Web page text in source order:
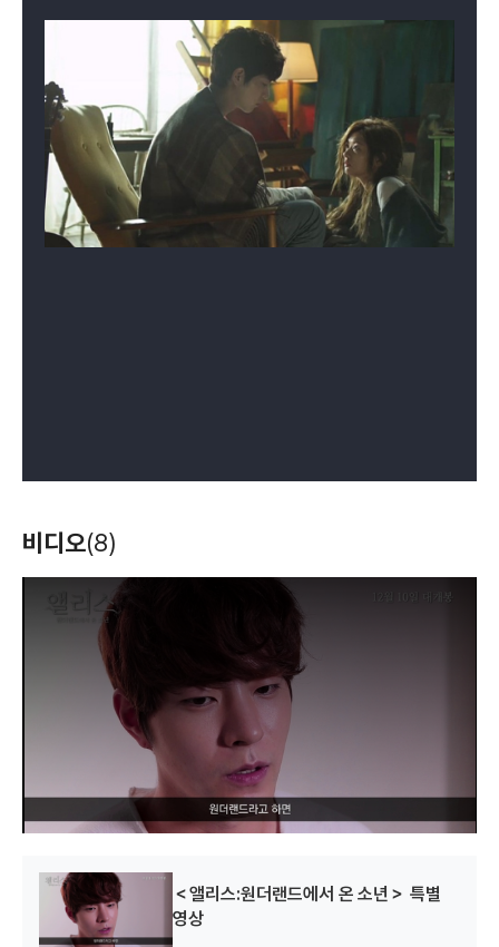
비디오(8)
＜앨리스:원더랜드에서 온 소년＞ 특별
영상